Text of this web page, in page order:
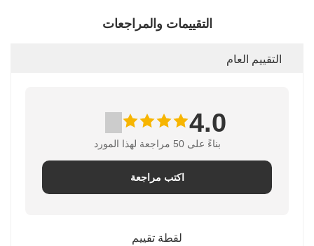
التقييمات والمراجعات
التقييم العام
4.0
بناءً على 50 مراجعة لهذا المورد
اكتب مراجعة
لقطة تقييم